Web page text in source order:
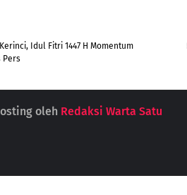
Idul Fitri 1447 H Momentum
Pers
oleh Redaksi Warta Satu